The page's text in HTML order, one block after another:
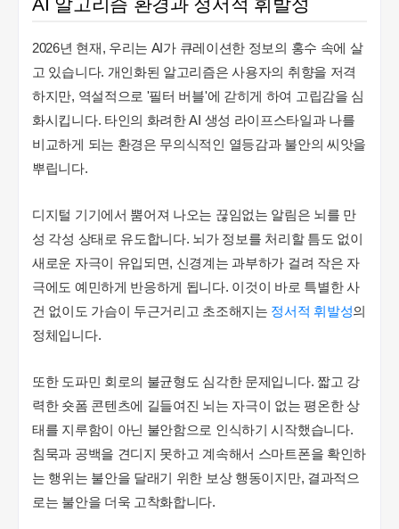
2026년 현재, 우리는 AI가 큐레이션한 정보의 홍수 속에 살
고 있습니다. 개인화된 알고리즘은 사용자의 취향을 저격
하지만, 역설적으로 '필터 버블'에 갇히게 하여 고립감을 심
화시킵니다. 타인의 화려한 AI 생성 라이프스타일과 나를
비교하게 되는 환경은 무의식적인 열등감과 불안의 씨앗을
뿌립니다.
디지털 기기에서 뿜어져 나오는 끊임없는 알림은 뇌를 만
성 각성 상태로 유도합니다. 뇌가 정보를 처리할 틈도 없이
새로운 자극이 유입되면, 신경계는 과부하가 걸려 작은 자
극에도 예민하게 반응하게 됩니다. 이것이 바로 특별한 사
건 없이도 가슴이 두근거리고 초조해지는 정서적 휘발성의
정체입니다.
또한 도파민 회로의 불균형도 심각한 문제입니다. 짧고 강
력한 숏폼 콘텐츠에 길들여진 뇌는 자극이 없는 평온한 상
태를 지루함이 아닌 불안함으로 인식하기 시작했습니다.
침묵과 공백을 견디지 못하고 계속해서 스마트폰을 확인하
는 행위는 불안을 달래기 위한 보상 행동이지만, 결과적으
로는 불안을 더욱 고착화합니다.